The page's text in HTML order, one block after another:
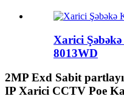
Xarici
8013WD
2MP Exd Sabit
IP Xarici CCTV Poe